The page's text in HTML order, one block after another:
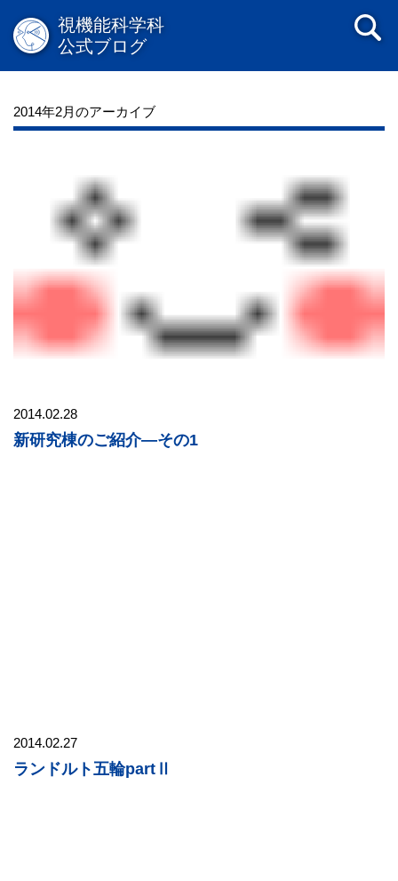
視機能科学科
公式ブログ
2014年2月のアーカイブ
2014.02.28
新研究棟のご紹介―その1
2014.02.27
ランドルト五輪partⅡ